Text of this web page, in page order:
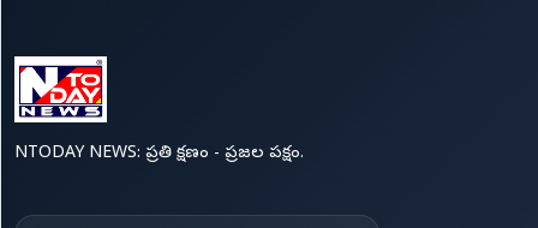
NTODAY NEWS: ప్రతి క్షణం - ప్రజల పక్షం.